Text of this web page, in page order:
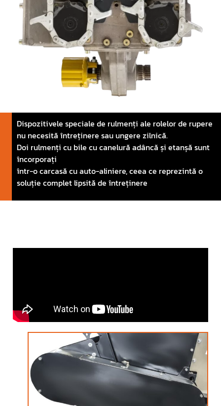
Dispozitivele speciale de rulmenți ale rolelor de rupere
nu necesită întreținere sau ungere zilnică.
Doi rulmenți cu bile cu canelură adâncă și etanșă sunt
încorporați
într-o carcasă cu auto-aliniere, ceea ce reprezintă o
soluție complet lipsită de întreținere